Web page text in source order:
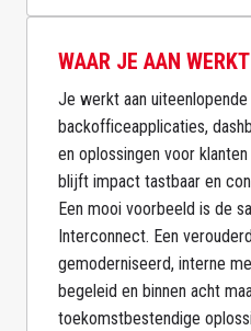
WAAR JE AAN WERKT
Je werkt aan
backofficeapplicaties,
en oplossingen voor
blijft impact tastbaar en
Een mooi voorbeeld is de
Interconnect. Een
gemoderniseerd, interne
begeleid en binnen acht
toekomstbestendige